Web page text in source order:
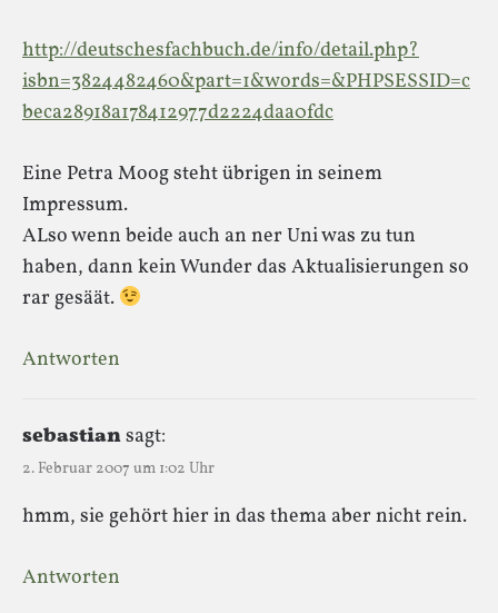
http://deutschesfachbuch.de/info/detail.php?
isbn=3824482460&part=1&words=&PHPSESSID=c
beca28918a178412977d2224daa0fdc
Eine Petra Moog steht übrigen in seinem
Impressum.
ALso wenn beide auch an ner Uni was zu tun
haben, dann kein Wunder das Aktualisierungen so
rar gesäät.
Antworten
sebastiansagt:
2. Februar 2007 um 1:02 Uhr
hmm, sie gehört hier in das thema aber nicht rein.
Antworten